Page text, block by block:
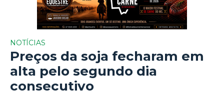
NOTÍCIAS
Preços da soja fecharam em
alta pelo segundo dia
consecutivo